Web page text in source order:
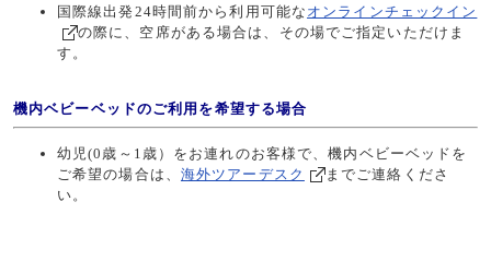
国際線出発24時間前から利用可能な オンラインチェックイン
の際に、空席がある場合は、その場でご指定いただけま
す。
機内ベビーベッドのご利用を希望する場合
幼児(0歳～1歳）をお連れのお客様で、機内ベビーベッドを
ご希望の場合は、 海外ツアーデスク
までご連絡くださ
い。